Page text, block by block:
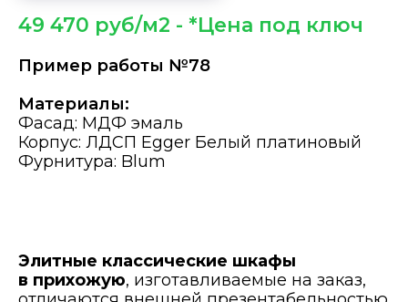
49 470 руб/м2 - *Цена под ключ
Пример работы №78
Материалы:
Фасад: МДФ эмаль
Корпус: ЛДСП Egger Белый платиновый
Фурнитура: Blum
Элитные классические шкафы
в прихожую, изготавливаемые на заказ,